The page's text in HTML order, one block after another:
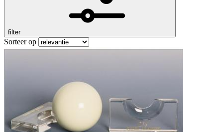
filter
Sorteer op